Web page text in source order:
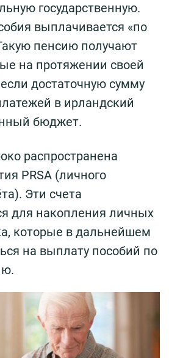
государственную.
выплачивается «по
пенсию получают
на протяжении своей
достаточную сумму
в ирландский
бюджет.
распространена
PRSA (личного
Эти счета
для накопления личных
которые в дальнейшем
на выплату пособий по